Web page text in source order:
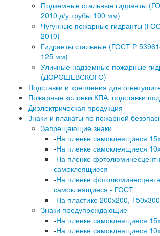
Подземные стальные гидранты
2010 д/у трубы 100 мм)
Чугунные пожарные гидранты
2010)
Гидранты стальные (ГОСТ Р
125 мм)
Уличные надземные пожарные
(ДОРОШЕВСКОГО)
Подставки и крепления для
Пожарные колонки КПА, подставки
Диэлектрическая продукция
Знаки и плакаты по пожарной
Запрещающие знаки
-На пленке самоклеящиеся
-На пленке самоклеящиеся
-На пленке
самоклеящиеся
-На пленке
самоклеящиеся - ГОСТ
-На пластике 200х200, 150х300
Знаки предупреждающие
-На пленке самоклеящиеся
-На пленке самоклеящиеся